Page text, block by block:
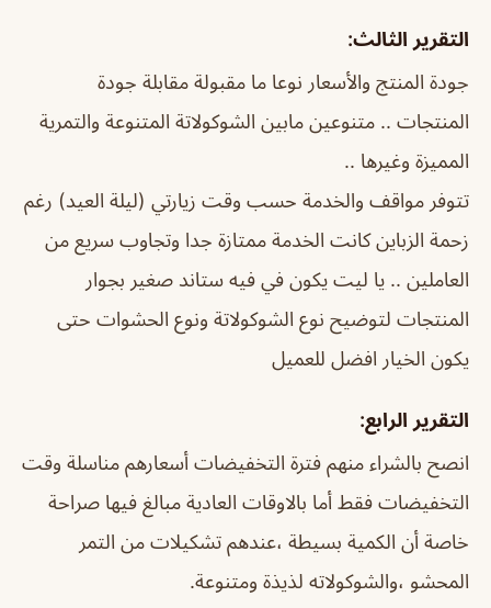
التقرير الثالث:
جودة المنتج والأسعار نوعا ما مقبولة مقابلة جودة
المنتجات .. متنوعين مابين الشوكولاتة المتنوعة والتمرية
المميزة وغيرها ..
تتوفر مواقف والخدمة حسب وقت زيارتي (ليلة العيد) رغم
زحمة الزباين كانت الخدمة ممتازة جدا وتجاوب سريع من
العاملين .. يا ليت يكون في فيه ستاند صغير بجوار
المنتجات لتوضيح نوع الشوكولاتة ونوع الحشوات حتى
يكون الخيار افضل للعميل
التقرير الرابع:
انصح بالشراء منهم فترة التخفيضات أسعارهم مناسلة وقت
التخفيضات فقط أما بالاوقات العادية مبالغ فيها صراحة
خاصة أن الكمية بسيطة ،عندهم تشكيلات من التمر
المحشو ،والشوكولاته لذيذة ومتنوعة.